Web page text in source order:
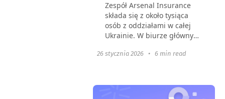
Zespół Arsenal Insurance
składa się z około tysiąca
osób z oddziałami w całej
Ukrainie. W biurze głównym
więcej niż 10 działach — w
26 stycznia 2026 • 6 min read